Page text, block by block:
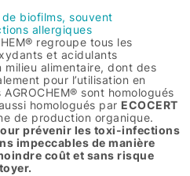
biofilms, souvent
allergiques
regroupe tous les
et acidulants
milieu alimentaire, dont des
pour l’utilisation en
sont homologués
homologués par ECOCERT
de production organique.
prévenir les toxi-infections
impeccables de manière
coût et sans risque